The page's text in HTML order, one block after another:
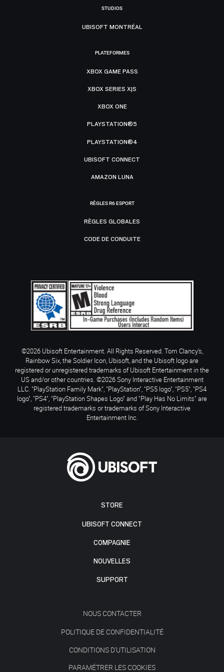
STORE
UBISOFT CONNECT
COMPAGNIE
NOUVELLES
SUPPORT
NOUS CONTACTER
POLITIQUE DE CONFIDENTIALITÉ
CONDITIONS D'UTILISATION
PARAMÉTRER LES COOKIES
STUDIOS
UBISOFT MONTRÉAL
PLATEFORMES
XBOX GAME PASS
XBOX SERIES X|S
XBOX ONE
PLAYSTATION®5
PLAYSTATION®4
UBISOFT CONNECT
AMAZON LUNA
RÈGLES R6 ESPORT
RÈGLES GLOBALES
CODE DE CONDUITE
©2026 Ubisoft Entertainment. All Rights Reserved. Tom Clancy’s,
Rainbow Six, the Soldier Icon, Ubisoft, and the Ubisoft logo are
registered or unregistered trademarks of Ubisoft Entertainment in the
US and/or other countries. ©2026 Sony Interactive Entertainment
LLC. "PlayStation Family Mark", "PlayStation", "PS5 logo", "PS5", "PS4
logo", "PS4", "PlayStation Shapes Logo" and "Play Has No Limits" are
registered trademarks or trademarks of Sony Interactive
Entertainment Inc.